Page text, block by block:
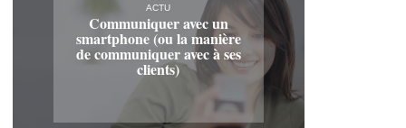
ACTU
Communiquer avec un
smartphone (ou la manière
de communiquer avec à ses
clients)